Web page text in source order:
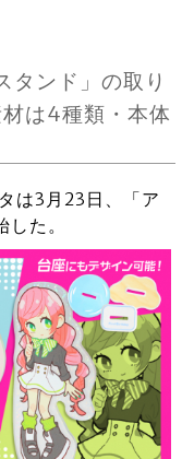
ンド」の取り
は4種類・本体
は3月23日、「ア
た。